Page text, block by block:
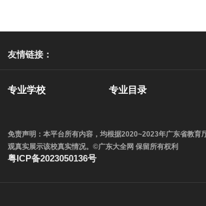
友情链接：
专业学校 专业目录
免责声明：本平台所有内容，均根据2020~2023年广东省教
观真实展示该校真实情况。©广东大全网 保留所有权利
粤ICP备2023050136号